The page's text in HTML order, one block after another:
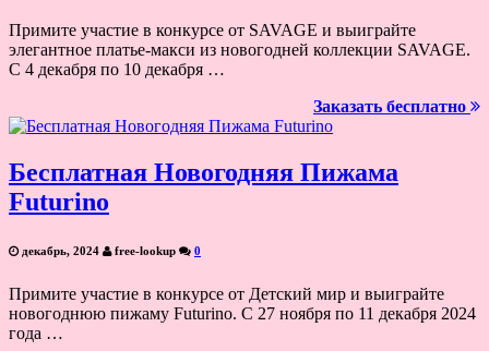
Примите участие в конкурсе от SAVAGE и выиграйте
элегантное платье-макси из новогодней коллекции SAVAGE.
С 4 декабря по 10 декабря …
Заказать бесплатно
Бесплатная Новогодняя Пижама
Futurino
декабрь, 2024 free-lookup 0
Примите участие в конкурсе от Детский мир и выиграйте
новогоднюю пижаму Futurino. С 27 ноября по 11 декабря 2024
года …